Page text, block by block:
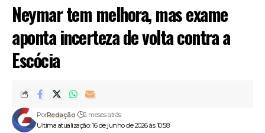
Neymar tem melhora, mas exame
aponta incerteza de volta contra a
Escócia
Ultima atualização: 16 de junho de 2026 às 10:58
PorRedação 2 meses atrás